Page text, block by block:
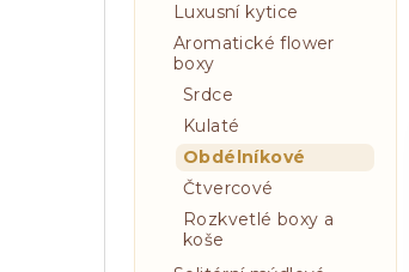
Luxusní kytice
Aromatické flower
boxy
Srdce
Kulaté
Obdélníkové
Čtvercové
Rozkvetlé boxy a
koše